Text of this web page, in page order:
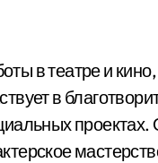
в театре и
в
проектах.